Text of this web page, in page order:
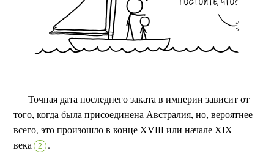
Точная дата последнего заката в империи зависит от
того, когда была присоединена Австралия, но, вероятнее
всего, это произошло в конце XVIII или начале XIX
века
2
.